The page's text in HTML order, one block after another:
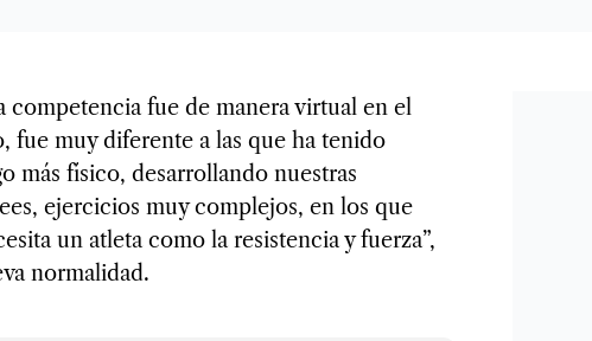
fue de manera virtual en el
fue muy diferente a las que ha tenido
más físico, desarrollando nuestras
ejercicios muy complejos, en los que
un atleta como la resistencia y fuerza”,
normalidad.